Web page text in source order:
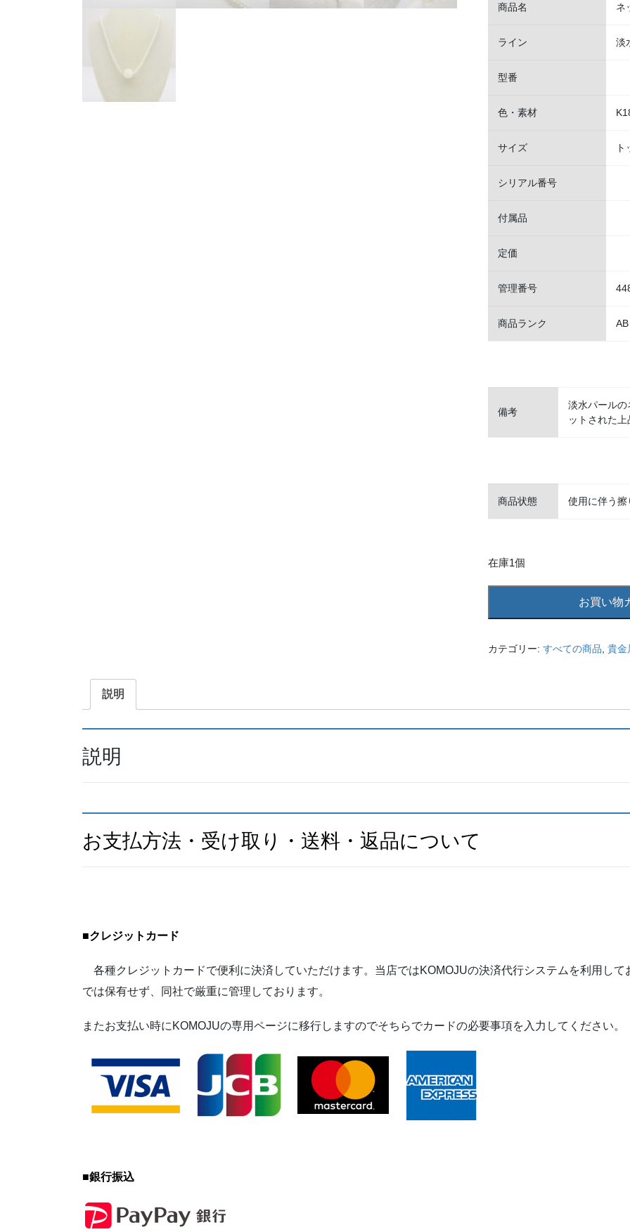
商品名 ネ
ライン 淡
型番
色・素材
サイズ
シリアル番号
付属品
定価
管理番号
商品ランク AB
備考
淡水パール
ットされた上
商品状態 使用に伴う擦
在庫1個
ッ
淡
水
お買い物
カテゴリー:すべての商品 ,貴金
説明
説明
お支払方法・受け取り・送料・返品について
■クレジットカード
各種クレジットカードで便利に決済していただけます。当店ではKOMOJUの決済代行システムを利用して
では保有せず、同社で厳重に管理しております。
またお支払い時にKOMOJUの専用ページに移行しますのでそちらでカードの必要事項を入力してください。
■銀行振込